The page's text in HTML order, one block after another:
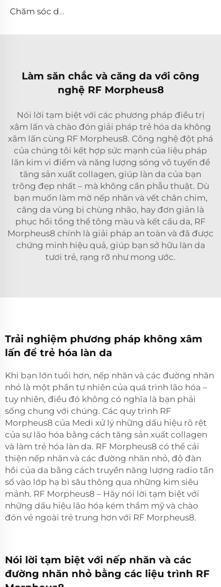
Chăm sóc da vi kim RF Sylfirm X đầu tip Sylfirm X XB-49
Làm săn chắc và căng da với công
nghệ RF Morpheus8
Nói lời tạm biệt với các phương pháp điều trị
xâm lấn và chào đón giải pháp trẻ hóa da không
xâm lấn cùng RF Morpheus8. Công nghệ đột phá
của chúng tôi kết hợp sức mạnh của liệu pháp
lăn kim vi điểm và năng lượng sóng vô tuyến để
tăng sản xuất collagen, giúp làn da của bạn
trông đẹp nhất – mà không cần phẫu thuật. Dù
bạn muốn làm mờ nếp nhăn và vết chân chim,
căng da vùng bị chùng nhão, hay đơn giản là
phục hồi tổng thể tông màu và kết cấu da, RF
Morpheus8 chính là giải pháp an toàn và đã được
chứng minh hiệu quả, giúp bạn sở hữu làn da
tươi trẻ, rạng rỡ như mong ước.
Trải nghiệm phương pháp không xâm
lấn để trẻ hóa làn da
Khi bạn lớn tuổi hơn, nếp nhăn và các đường nhăn
nhỏ là một phần tự nhiên của quá trình lão hóa –
tuy nhiên, điều đó không có nghĩa là bạn phải
sống chung với chúng. Các quy trình RF
Morpheus8 của Medi xử lý những dấu hiệu rõ rệt
của sự lão hóa bằng cách tăng sản xuất collagen
và làm trẻ hóa làn da. RF Morpheus8 có thể cải
thiện nếp nhăn và các đường nhăn nhỏ, độ đàn
hồi của da bằng cách truyền năng lượng radio tần
số vào lớp hạ bì sâu thông qua những kim siêu
mảnh. RF Morpheus8 – Hãy nói lời tạm biệt với
những dấu hiệu lão hóa kém thẩm mỹ và chào
đón vẻ ngoài trẻ trung hơn với RF Morpheus8.
Nói lời tạm biệt với nếp nhăn và các
đường nhăn nhỏ bằng các liệu trình RF